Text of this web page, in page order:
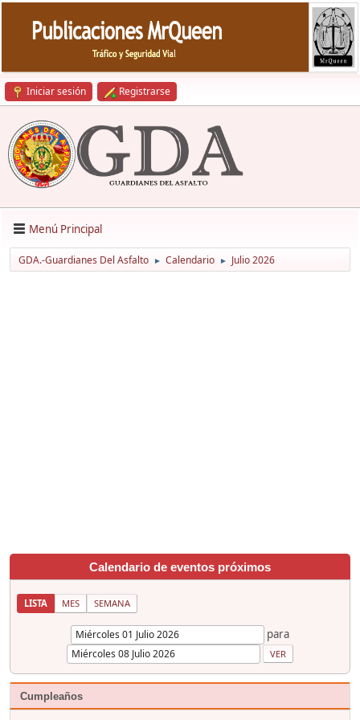
Iniciar sesión Registrarse
Menú Principal
GDA.-Guardianes Del Asfalto ► Calendario ► Julio 2026
Calendario de eventos próximos
LISTA MES SEMANA
para
Cumpleaños